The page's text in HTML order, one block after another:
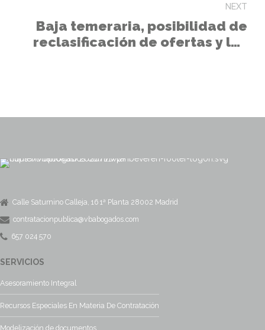
NEXT
Baja temeraria, posibilidad de
reclasificación de ofertas y lex
Calle Saturnino Calleja, 16 1ª Planta 28002 Madrid
contratacionpublica@vbabogados.com
657 024 570
SERVICIOS
Asesoramiento Integral
Recursos Especiales En Materia De Contratación
Modelización de documentos